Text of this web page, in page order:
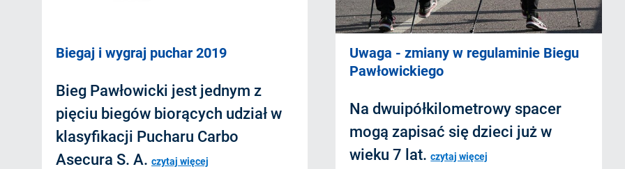
Biegaj i wygraj puchar 2019
Bieg Pawłowicki jest jednym z
pięciu biegów biorących udział w
klasyfikacji Pucharu Carbo
Asecura S. A. czytaj więcej
Uwaga - zmiany w regulaminie Biegu
Pawłowickiego
Na dwuipółkilometrowy spacer
mogą zapisać się dzieci już w
wieku 7 lat.czytaj więcej